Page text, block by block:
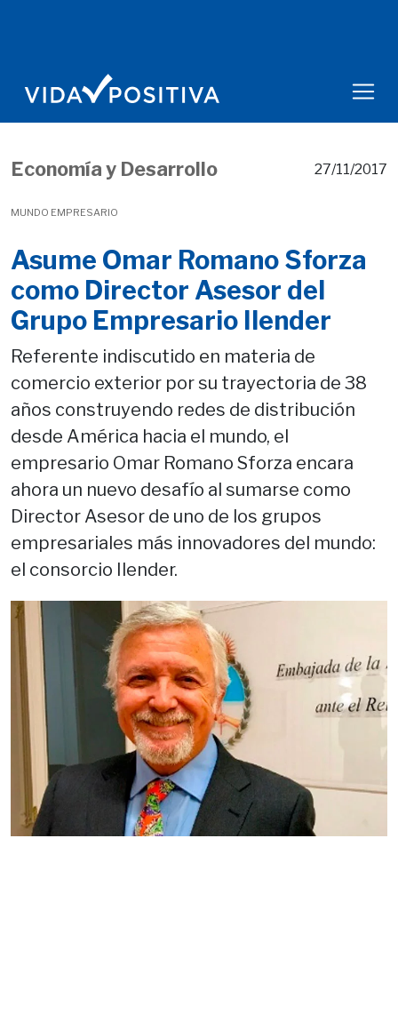
Economía y Desarrollo
MUNDO EMPRESARIO
27/11/2017
Asume Omar Romano Sforza
como Director Asesor del
Grupo Empresario Ilender
Referente indiscutido en materia de
comercio exterior por su trayectoria de 38
años construyendo redes de distribución
desde América hacia el mundo, el
empresario Omar Romano Sforza encara
ahora un nuevo desafío al sumarse como
Director Asesor de uno de los grupos
empresariales más innovadores del mundo:
el consorcio Ilender.